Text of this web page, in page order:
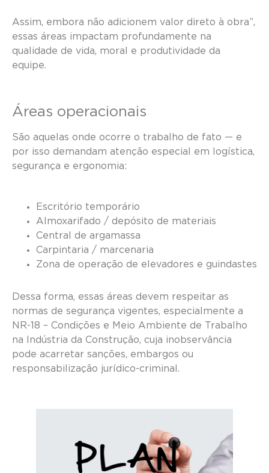
Assim, embora não adicionem valor direto à obra”,
essas áreas impactam profundamente na
qualidade de vida, moral e produtividade da
equipe.
Áreas operacionais
São aquelas onde ocorre o trabalho de fato — e
por isso demandam atenção especial em logística,
segurança e ergonomia:
Escritório temporário
Almoxarifado / depósito de materiais
Central de argamassa
Carpintaria / marcenaria
Zona de operação de elevadores e guindastes
Dessa forma, essas áreas devem respeitar as
normas de segurança vigentes, especialmente a
NR-18 – Condições e Meio Ambiente de Trabalho
na Indústria da Construção, cuja inobservância
pode acarretar sanções, embargos ou
responsabilização jurídico-criminal.